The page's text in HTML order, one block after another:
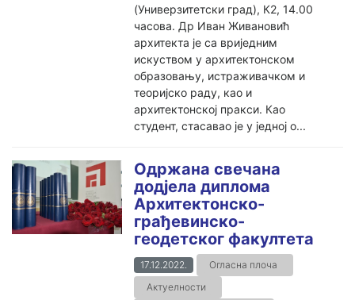
(Универзитетски град), К2, 14.00
часова. Др Иван Живановић
архитекта је са вриједним
искуством у архитектонском
образовању, истраживачком и
теоријско раду, као и
архитектонској пракси. Као
студент, стасавао је у једној о...
Одржана свечана
додјела диплома
Архитектонско-
грађевинско-
геодетског факултета
17.12.2022.
Огласна плоча
Актуелности